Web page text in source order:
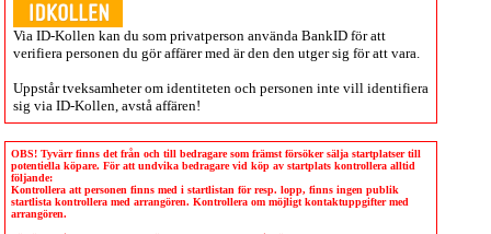
Via ID-Kollen kan du som privatperson använda BankID för att
verifiera personen du gör affärer med är den den utger sig för att vara.
Uppstår tveksamheter om identiteten och personen inte vill identifiera
sig via ID-Kollen , avstå affären!
OBS! Tyvärr finns det från och till bedragare som främst försöker sälja startplatser till
potentiella köpare. För att undvika bedragare vid köp av startplats kontrollera alltid
följande:
Kontrollera att personen finns med i startlistan för resp. lopp, finns ingen publik
startlista kontrollera med arrangören. Kontrollera om möjligt kontaktuppgifter med
arrangören.